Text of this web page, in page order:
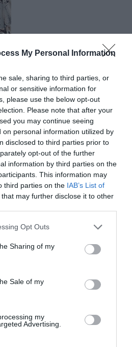
My Personal Information
sale, sharing to third parties, or
or sensitive information for
please use the below opt-out
Please note that after your
you may continue seeing
on personal information utilized by
disclosed to third parties prior to
opt-out of the further
information by third parties on the
This information may
third parties on the IAB’s List of
that may further disclose it to other
app uses one or more Google
behaviour. You may click to
and its third-party tags to
purposes in below Google
Opt Outs
Sharing of my
Sale of my
my
Advertising.
και την δεκαετία του 1970
φωτογραφία γίνεται μνήμη